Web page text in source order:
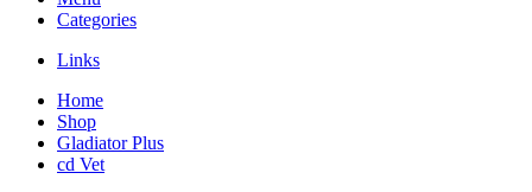
Categories
Links
Home
Shop
Gladiator Plus
cd Vet